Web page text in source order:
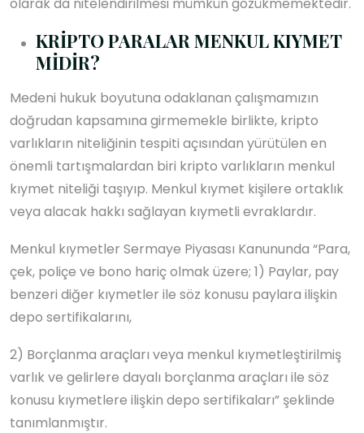
KRİPTO PARALAR MENKUL KIYMET
MİDİR?
Medeni hukuk boyutuna odaklanan çalışmamızın
doğrudan kapsamına girmemekle birlikte, kripto
varlıkların niteliğinin tespiti açısından yürütülen en
önemli tartışmalardan biri kripto varlıkların menkul
kıymet niteliği taşıyıp. Menkul kıymet kişilere ortaklık
veya alacak hakkı sağlayan kıymetli evraklardır.
Menkul kıymetler Sermaye Piyasası Kanununda “Para,
çek, poliçe ve bono hariç olmak üzere; 1) Paylar, pay
benzeri diğer kıymetler ile söz konusu paylara ilişkin
depo sertifikalarını,
2) Borçlanma araçları veya menkul kıymetleştirilmiş
varlık ve gelirlere dayalı borçlanma araçları ile söz
konusu kıymetlere ilişkin depo sertifikaları” şeklinde
tanımlanmıştır.